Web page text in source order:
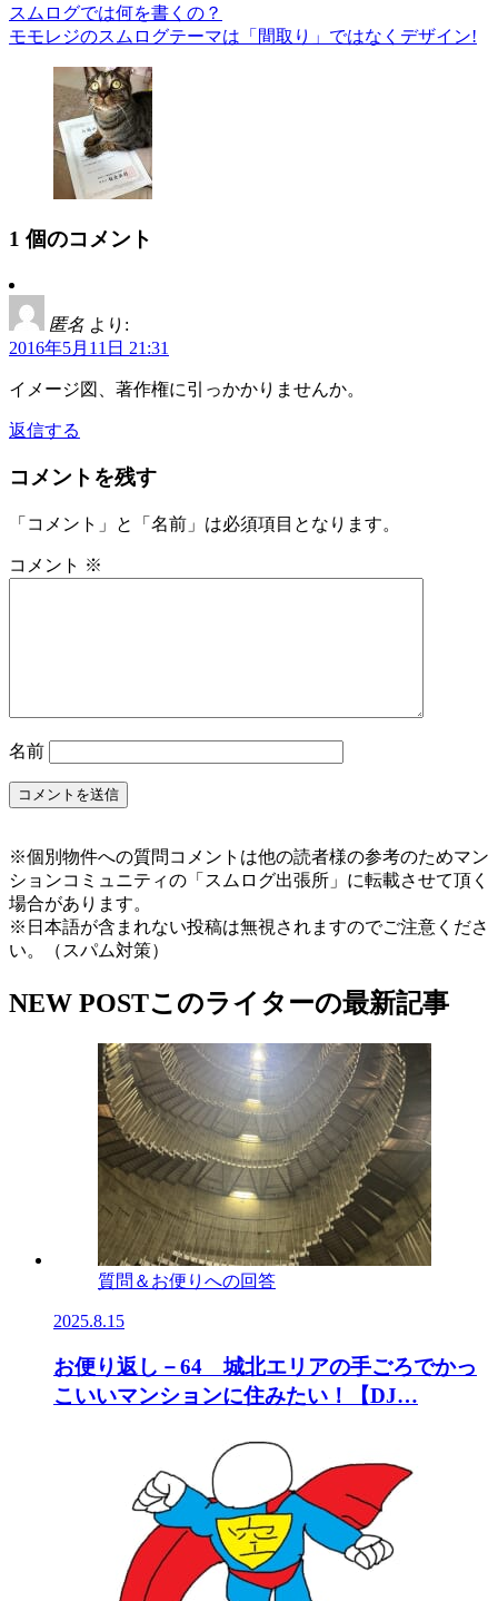
スムログでは何を書くの？
モモレジのスムログテーマは「間取り」ではなくデザイン!
1 個のコメント
匿名 より:
2016年5月11日 21:31
イメージ図、著作権に引っかかりませんか。
返信する
コメントを残す
「コメント」と「名前」は必須項目となります。
コメント ※
名前
※個別物件への質問コメントは他の読者様の参考のためマン
ションコミュニティの「スムログ出張所」に転載させて頂く
場合があります。
※日本語が含まれない投稿は無視されますのでご注意くださ
い。（スパム対策）
NEW POSTこのライターの最新記事
質問＆お便りへの回答
2025.8.15
お便り返し－64 城北エリアの手ごろでかっ
こいいマンションに住みたい！【DJ…